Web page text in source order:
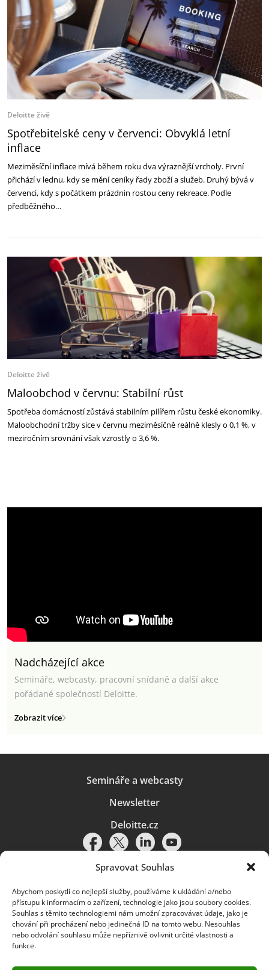
Spravovat Souhlas
Abychom poskytli co nejlepší služby, používáme k ukládání a/nebo
přístupu k informacím o zařízení, technologie jako jsou soubory cookies.
Souhlas s těmito technologiemi nám umožní zpracovávat údaje, jako je
chování při procházení nebo jedinečná ID na tomto webu. Nesouhlas
nebo odvolání souhlasu může nepříznivě ovlivnit určité vlastnosti a
funkce.
Deloitte živě
Spotřebitelské ceny v červenci: Obvyklá letní
inflace
Meziměsíční inflace mívá během roku dva výraznější vrcholy. První
přichází v lednu, kdy se mění ceníky řady zboží a služeb. Druhý bývá v
červenci, kdy s počátkem prázdnin rostou ceny rekreace. Podle
předběžného…
Deloitte živě
Maloobchod v červnu: Stabilní růst
Spotřeba domácností zůstává stabilním pilířem růstu české ekonomiky.
Maloobchodní tržby sice v červnu meziměsíčně reálně klesly o 0,1 %, v
meziročním srovnání však vzrostly o 3,6 %.
Nadcházející akce
Semináře, webcasty, pracovní snídaně a další akce
pořádané společností Deloitte.
Zobrazit více
Semináře a webcasty
Newsletter
Deloitte.cz
Pravidla používání|Ochrana osobních údajů|Soubory cookies |
Deloitte.cz
© 2026. Více informací najdete vPravidlech používání.
Deloitte označuje jednu či více společností globální sítě členských
a přidružené subjekty (souhrnně „organizace Deloitte“). Společnost DTTL